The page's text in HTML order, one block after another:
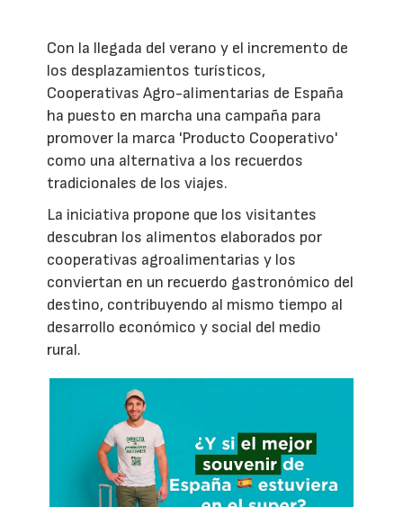
Con la llegada del verano y el incremento de
los desplazamientos turísticos,
Cooperativas Agro-alimentarias de España
ha puesto en marcha una campaña para
promover la marca 'Producto Cooperativo'
como una alternativa a los recuerdos
tradicionales de los viajes.
La iniciativa propone que los visitantes
descubran los alimentos elaborados por
cooperativas agroalimentarias y los
conviertan en un recuerdo gastronómico del
destino, contribuyendo al mismo tiempo al
desarrollo económico y social del medio
rural.